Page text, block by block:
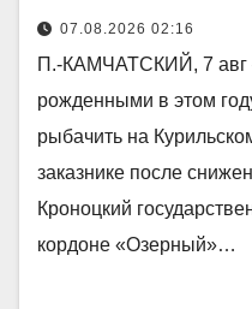
07.08.2026 02:16
П.-КАМЧАТСКИЙ, 7 авг
рожденными в этом
рыбачить на
заказнике после
Кроноцкий
кордоне «Озерный»…